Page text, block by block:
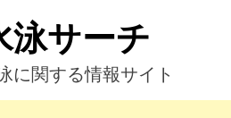
泳サーチ
に関する情報サイト